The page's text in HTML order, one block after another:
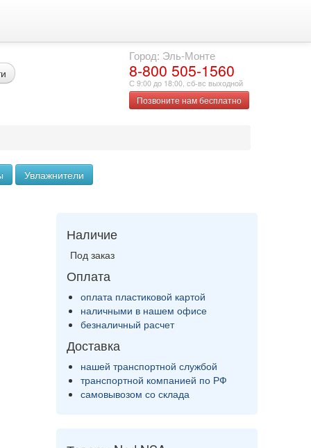
Город: Эль-Монте
8-800 505-1560
С 9:00 до 18:00, сб-вс выходной
Позвоните нам бесплатно
Увлажнители
Наличие
Под заказ
Оплата
оплата пластиковой картой
наличными в нашем офисе
безналичный расчет
Доставка
нашей транспортной службой
транспортной компанией по РФ
самовывозом со склада